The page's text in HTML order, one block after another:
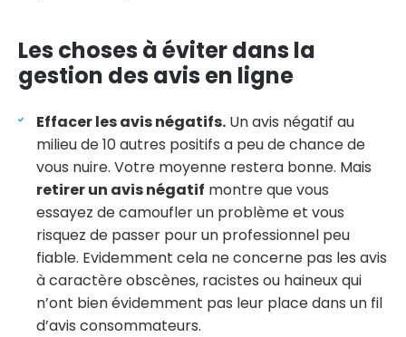
Les choses à éviter dans la
gestion des avis en ligne
Effacer les avis négatifs. Un avis négatif au
milieu de 10 autres positifs a peu de chance de
vous nuire. Votre moyenne restera bonne. Mais
retirer un avis négatif montre que vous
essayez de camoufler un problème et vous
risquez de passer pour un professionnel peu
fiable. Evidemment cela ne concerne pas les avis
à caractère obscènes, racistes ou haineux qui
n’ont bien évidemment pas leur place dans un fil
d’avis consommateurs.